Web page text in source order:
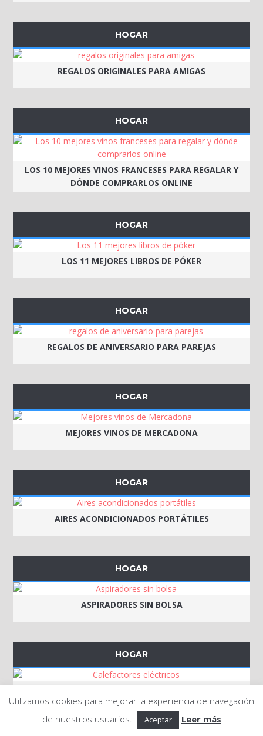
HOGAR
REGALOS ORIGINALES PARA AMIGAS
HOGAR
LOS 10 MEJORES VINOS FRANCESES PARA REGALAR Y
DÓNDE COMPRARLOS ONLINE
HOGAR
LOS 11 MEJORES LIBROS DE PÓKER
HOGAR
REGALOS DE ANIVERSARIO PARA PAREJAS
HOGAR
MEJORES VINOS DE MERCADONA
HOGAR
AIRES ACONDICIONADOS PORTÁTILES
HOGAR
ASPIRADORES SIN BOLSA
HOGAR
Utilizamos cookies para mejorar la experiencia de navegación
de nuestros usuarios.
Aceptar Leer más